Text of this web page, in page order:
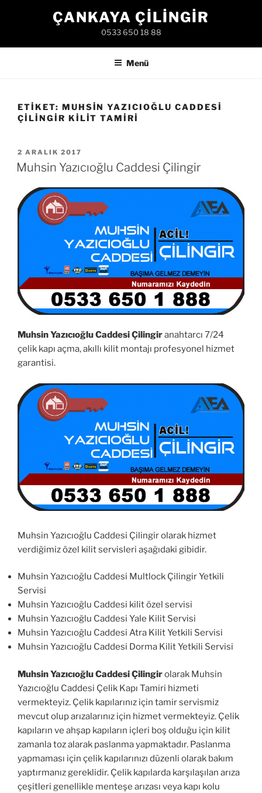
ÇANKAYA ÇILINGIR
0533 650 18 88
Menü
ETIKET: MUHSIN YAZICIOĞLU CADDESI
ÇILINGIR KILIT TAMIRI
YAYIM
TARIHI
2 ARALIK 2017
Muhsin Yazıcıoğlu Caddesi Çilingir
Muhsin Yazıcıoğlu Caddesi Çilingiranahtarcı 7/24
çelik kapı açma, akıllı kilit montajı profesyonel hizmet
garantisi.
Muhsin Yazıcıoğlu Caddesi Çilingir olarak hizmet
verdiğimiz özel kilit servisleri aşağıdaki gibidir.
Muhsin Yazıcıoğlu Caddesi Multlock Çilingir Yetkili
Servisi
Muhsin Yazıcıoğlu Caddesi kilit özel servisi
Muhsin Yazıcıoğlu Caddesi Yale Kilit Servisi
Muhsin Yazıcıoğlu Caddesi Atra Kilit Yetkili Servisi
Muhsin Yazıcıoğlu Caddesi Dorma Kilit Yetkili Servisi
Muhsin Yazıcıoğlu Caddesi Çilingirolarak Muhsin
Yazıcıoğlu Caddesi Çelik Kapı Tamiri hizmeti
vermekteyiz. Çelik kapılarınız için tamir servismiz
mevcut olup arızalarınız için hizmet vermekteyiz. Çelik
kapıların ve ahşap kapıların içleri boş olduğu için kilit
zamanla toz alarak paslanma yapmaktadır. Paslanma
yapmaması için çelik kapılarınızı düzenli olarak bakım
yaptırmanız gereklidir. Çelik kapılarda karşılaşılan arıza
çeşitleri genellikle menteşe arızası veya kapı kolu